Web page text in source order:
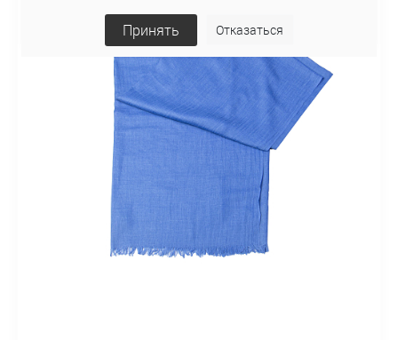
Принять Отказаться